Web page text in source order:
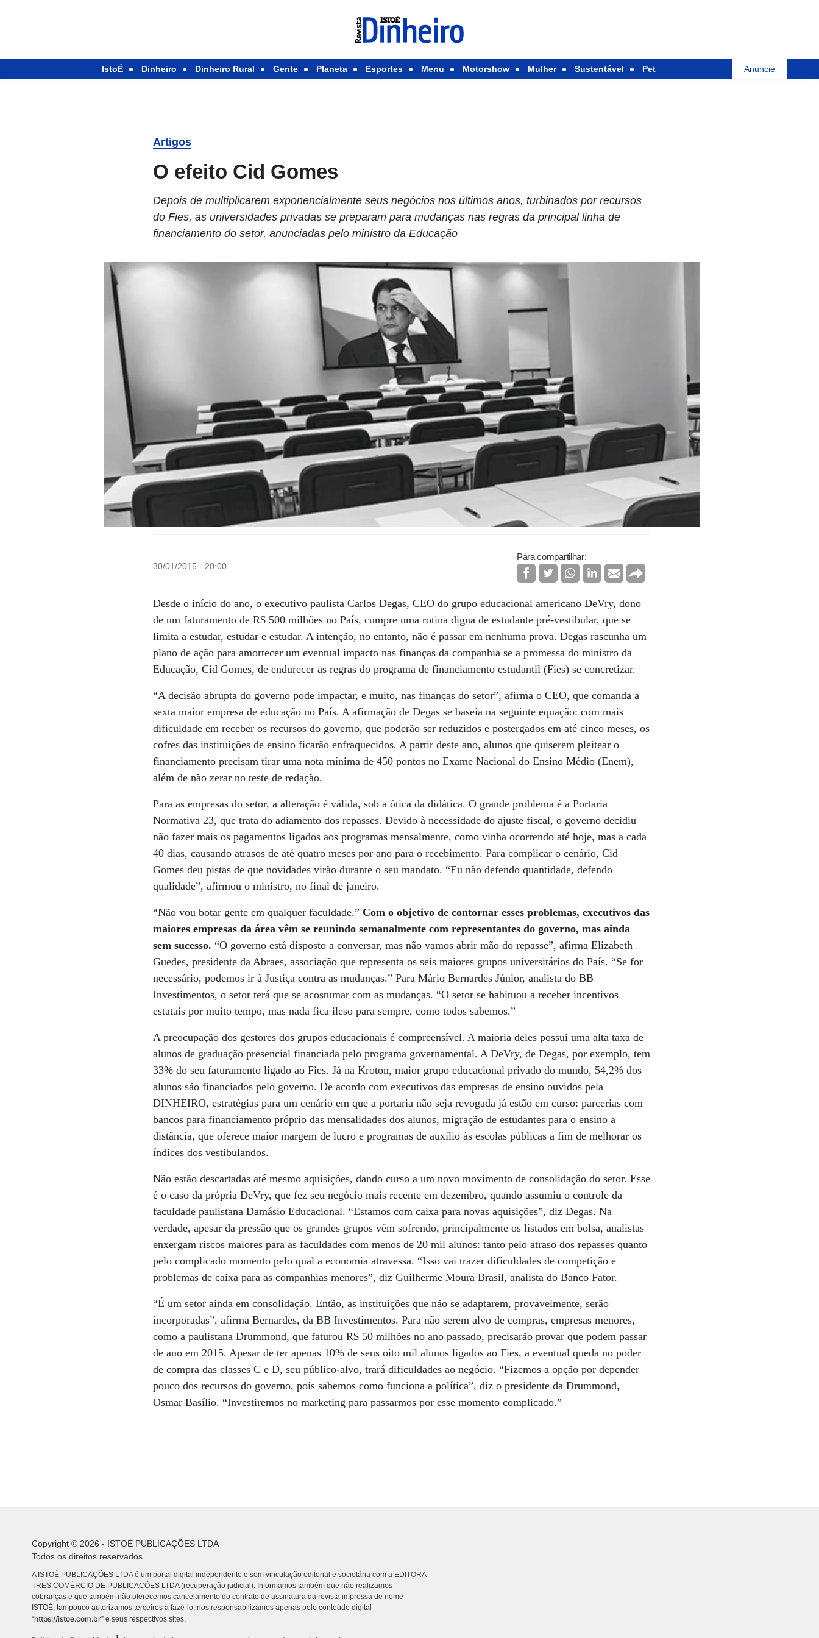
IstoÉ Dinheiro Dinheiro Rural Gente Planeta Esportes Menu Motorshow Mulher Sustentável Pet Anuncie
Artigos
O efeito Cid Gomes
Depois de multiplicarem exponencialmente seus negócios nos últimos anos, turbinados por recursos
do Fies, as universidades privadas se preparam para mudanças nas regras da principal linha de
financiamento do setor, anunciadas pelo ministro da Educação
30/01/2015 - 20:00
Para compartilhar:
Desde o início do ano, o executivo paulista Carlos Degas, CEO do grupo educacional americano DeVry, dono
de um faturamento de R$ 500 milhões no País, cumpre uma rotina digna de estudante pré-vestibular, que se
limita a estudar, estudar e estudar. A intenção, no entanto, não é passar em nenhuma prova. Degas rascunha um
plano de ação para amortecer um eventual impacto nas finanças da companhia se a promessa do ministro da
Educação, Cid Gomes, de endurecer as regras do programa de financiamento estudantil (Fies) se concretizar.
“A decisão abrupta do governo pode impactar, e muito, nas finanças do setor”, afirma o CEO, que comanda a
sexta maior empresa de educação no País. A afirmação de Degas se baseia na seguinte equação: com mais
dificuldade em receber os recursos do governo, que poderão ser reduzidos e postergados em até cinco meses, os
cofres das instituições de ensino ficarão enfraquecidos. A partir deste ano, alunos que quiserem pleitear o
financiamento precisam tirar uma nota mínima de 450 pontos no Exame Nacional do Ensino Médio (Enem),
além de não zerar no teste de redação.
Para as empresas do setor, a alteração é válida, sob a ótica da didática. O grande problema é a Portaria
Normativa 23, que trata do adiamento dos repasses. Devido à necessidade do ajuste fiscal, o governo decidiu
não fazer mais os pagamentos ligados aos programas mensalmente, como vinha ocorrendo até hoje, mas a cada
40 dias, causando atrasos de até quatro meses por ano para o recebimento. Para complicar o cenário, Cid
Gomes deu pistas de que novidades virão durante o seu mandato. “Eu não defendo quantidade, defendo
qualidade”, afirmou o ministro, no final de janeiro.
“Não vou botar gente em qualquer faculdade.” Com o objetivo de contornar esses problemas, executivos das
maiores empresas da área vêm se reunindo semanalmente com representantes do governo, mas ainda
sem sucesso. “O governo está disposto a conversar, mas não vamos abrir mão do repasse”, afirma Elizabeth
Guedes, presidente da Abraes, associação que representa os seis maiores grupos universitários do País. “Se for
necessário, podemos ir à Justiça contra as mudanças.” Para Mário Bernardes Júnior, analista do BB
Investimentos, o setor terá que se acostumar com as mudanças. “O setor se habituou a receber incentivos
estatais por muito tempo, mas nada fica ileso para sempre, como todos sabemos.”
A preocupação dos gestores dos grupos educacionais é compreensível. A maioria deles possui uma alta taxa de
alunos de graduação presencial financiada pelo programa governamental. A DeVry, de Degas, por exemplo, tem
33% do seu faturamento ligado ao Fies. Já na Kroton, maior grupo educacional privado do mundo, 54,2% dos
alunos são financiados pelo governo. De acordo com executivos das empresas de ensino ouvidos pela
DINHEIRO, estratégias para um cenário em que a portaria não seja revogada já estão em curso: parcerias com
bancos para financiamento próprio das mensalidades dos alunos, migração de estudantes para o ensino a
distância, que oferece maior margem de lucro e programas de auxílio às escolas públicas a fim de melhorar os
índices dos vestibulandos.
Não estão descartadas até mesmo aquisições, dando curso a um novo movimento de consolidação do setor. Esse
é o caso da própria DeVry, que fez seu negócio mais recente em dezembro, quando assumiu o controle da
faculdade paulistana Damásio Educacional. “Estamos com caixa para novas aquisições”, diz Degas. Na
verdade, apesar da pressão que os grandes grupos vêm sofrendo, principalmente os listados em bolsa, analistas
enxergam riscos maiores para as faculdades com menos de 20 mil alunos: tanto pelo atraso dos repasses quanto
pelo complicado momento pelo qual a economia atravessa. “Isso vai trazer dificuldades de competição e
problemas de caixa para as companhias menores”, diz Guilherme Moura Brasil, analista do Banco Fator.
“É um setor ainda em consolidação. Então, as instituições que não se adaptarem, provavelmente, serão
incorporadas”, afirma Bernardes, da BB Investimentos. Para não serem alvo de compras, empresas menores,
como a paulistana Drum­mond, que faturou R$ 50 milhões no ano passado, precisarão provar que podem passar
de ano em 2015. Apesar de ter apenas 10% de seus oito mil alunos ligados ao Fies, a eventual queda no poder
de compra das classes C e D, seu público-alvo, trará dificuldades ao negócio. “Fizemos a opção por depender
pouco dos recursos do governo, pois sabemos como funciona a política”, diz o presidente da Drummond,
Osmar Basílio. “Investiremos no marketing para passarmos por esse momento complicado.”
Copyright © 2026 - ISTOÉ PUBLICAÇÕES LTDA
Todos os direitos reservados.
A ISTOÉ PUBLICAÇÕES LTDA é um portal digital independente e sem vinculação editorial e societária com a EDITORA
TRES COMÉRCIO DE PUBLICACÕES LTDA (recuperação judicial). Informamos também que não realizamos
cobranças e que também não oferecemos cancelamento do contrato de assinatura da revista impressa de nome
ISTOÉ, tampouco autorizamos terceiros a fazê-lo, nos responsabilizamos apenas pelo conteúdo digital
“https://istoe.com.br” e seus respectivos sites.